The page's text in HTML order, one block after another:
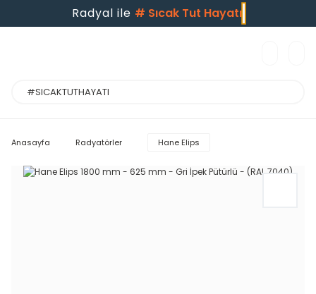
Radyal ile # Sıcak Tut Hayatı
Anasayfa Radyatörler Hane Elips